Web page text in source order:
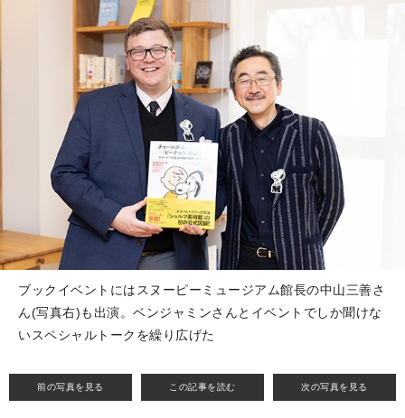
前の写真を見る この記事を読む 次の写真を見る
ブックイベントにはスヌーピーミュージアム館長の中山三善さ
ん(写真右)も出演。ベンジャミンさんとイベントでしか聞けな
いスペシャルトークを繰り広げた